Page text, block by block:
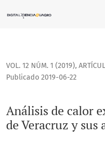
Análisis de calor extremo
VOL. 12 NÚM. 1 (2019),
Análisis de calor
de Veracruz y sus
Publicado 2019-06-22